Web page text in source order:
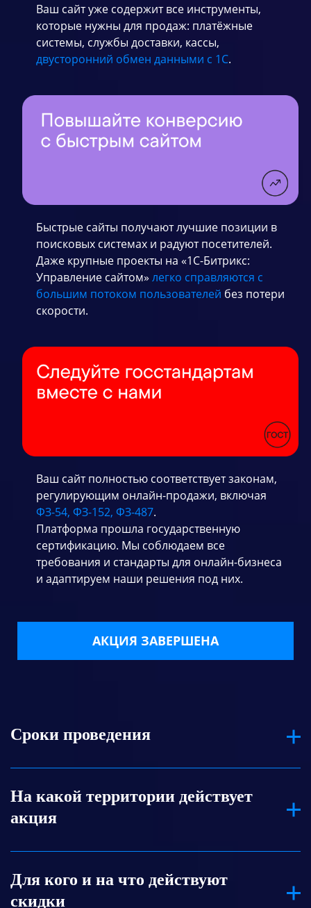
Ваш сайт уже содержит все инструменты,
которые нужны для продаж: платёжные
системы, службы доставки, кассы,
двусторонний обмен данными с 1С.
Быстрые сайты получают лучшие позиции в
поисковых системах и радуют посетителей.
Даже крупные проекты на «1С-Битрикс:
Управление сайтом» легко справляются с
большим потоком пользователей без потери
скорости.
Ваш сайт полностью соответствует законам,
регулирующим онлайн-продажи, включая
ФЗ-54, ФЗ-152, ФЗ-487.
Платформа прошла государственную
сертификацию. Мы соблюдаем все
требования и стандарты для онлайн-бизнеса
и адаптируем наши решения под них.
АКЦИЯ ЗАВЕРШЕНА
Сроки проведения
Оформить заказ со скидкой по акции
можно только с 28 июля по 31 августа 2025
г. Оплата должна поступить не позднее 31
На какой территории действует
акция
Акция действует на территории России при
покупке как напрямую, так и через партнеров
Для кого и на что действуют
скидки